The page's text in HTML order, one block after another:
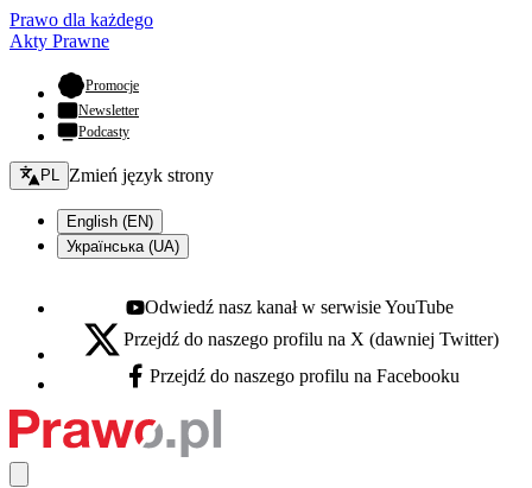
Prawo dla każdego
Akty Prawne
Promocje- otwiera się w nowej karcie
Newsletter
Podcasty
Zmień język - bieżący:
PL Zmień język strony
English (EN)
Українська (UA)
Youtube - otwiera się w nowej karcie
Odwiedź nasz kanał w serwisie YouTube
X - otwiera się w nowej karcie
Przejdź do naszego profilu na X (dawniej Twitter)
Facebook - otwiera się w nowej karcie
Przejdź do naszego profilu na Facebooku